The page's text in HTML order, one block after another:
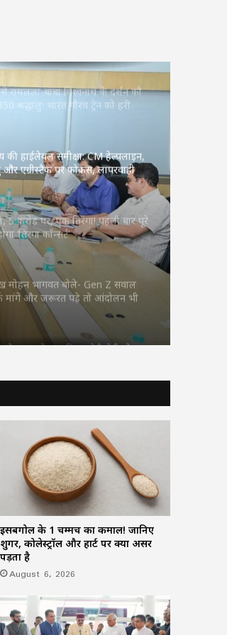
की हाईलेवल समीक्षा: CM हेल्पलाइन,
और एग्रीस्टैक पर फोकस, लापरवाही
अफसरों को चेतावनी
5 करोड़ घर, एक तिरंगा! पहली बार पूरे
‘तिरंगा कॉन्सर्ट’
मोहन भागवत बोले- Gen Z सवाल
मांगे और जरूरत पड़े तो आंदोलन भी
देश को बांटने के लिए नहीं
साय ने शुरू किया ‘मेरी बेटी–मेरा
अभियान : हर गांव में बनेगा मुक्तिधाम,
बालिकाओं के लिए शौचालय; 6,855
बदलेगी तस्वीर
रामलला-बाबा विश्वनाथ के दर्शन को
और एग्रीस्टैक पर फोकस, लापरवाही
अफसरों को चेतावनी
5 करोड़ घर, एक तिरंगा! पहली बार पूरे
‘तिरंगा कॉन्सर्ट’
इसबगोल के 1 चम्मच का कमाल! जानिए
शुगर, कोलेस्ट्रॉल और हार्ट पर क्या असर
पड़ता है
August 6, 2026